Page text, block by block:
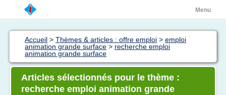
Menu
Accueil > Thèmes & articles : offre emploi > emploi
animation grande surface > recherche emploi
animation grande surface
Articles sélectionnés pour le thème :
recherche emploi animation grande